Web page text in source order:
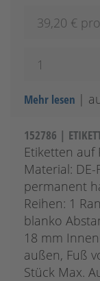
39,20 €
Mehr lesen |
152786 |
Etiketten auf
Material:
permanent
Reihen: 1
blanko
18 mm
außen, Fuß
Stück Max.